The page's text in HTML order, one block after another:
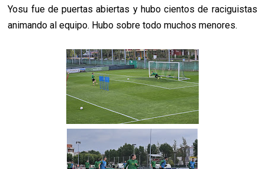
Yosu fue de puertas abiertas y hubo cientos de raciguistas
animando al equipo. Hubo sobre todo muchos menores.